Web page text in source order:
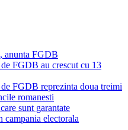
anunta FGDB
FGDB au crescut cu 13
FGDB reprezinta doua treimi
romanesti
sunt garantate
campania electorala